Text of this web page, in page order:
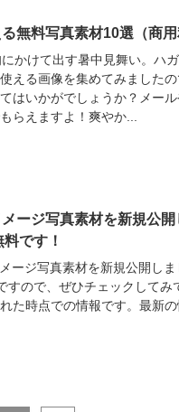
無料写真素材10選（商用
かけて出す暑中見舞い。ハ
える画像を集めてみました
はいかがでしょうか？メー
らえますよ！爽やか...
ージ写真素材を新規公
です！
ージ写真素材を新規公開し
すので、ぜひチェックして
た時点での情報です。最新